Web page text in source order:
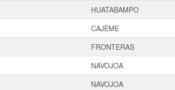
HUATABAMPO
CAJEME
FRONTERAS
NAVOJOA
NAVOJOA